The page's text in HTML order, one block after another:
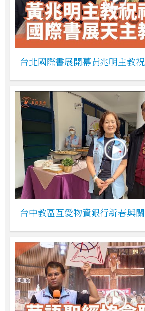
台北國際書展開幕黃兆明主教
台中教區互愛物資銀行新春與